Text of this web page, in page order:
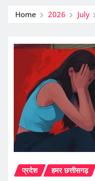
Home 2026 July
प्रदेश हमर छत्तीसगढ़